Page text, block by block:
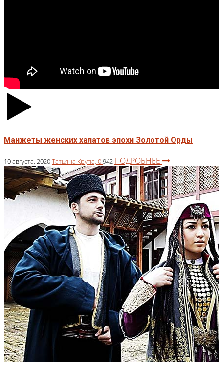
Манжеты женских халатов эпохи Золотой Орды
10 августа, 2020Татьяна Крупа, 0942 ПОДРОБНЕЕ